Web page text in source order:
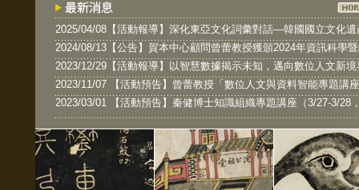
2025/04/08【活動報導】深化東亞文化詞彙對話—韓國國立文化
2024/08/13【公告】賀本中心顧問曾蕾教授獲頒2024年資訊科學
2023/12/29【活動報導】以智慧數據揭示未知，邁向數位人文新境
2023/11/07 【活動預告】曾蕾教授「數位人文與資料智能專題講
2023/03/01 【活動預告】秦健博士知識組織專題講座（3/27-3/28